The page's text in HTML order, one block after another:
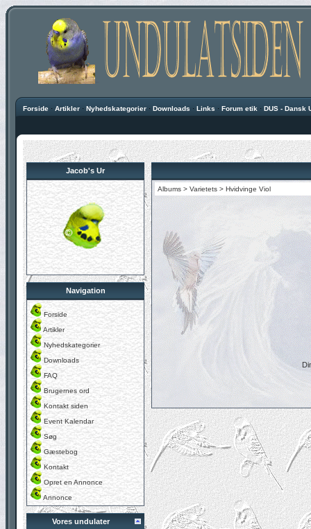
Forside · Artikler · Nyhedskategorier · Downloads · Links · Forum etik · DUS - Dansk
Jacob's Ur
Navigation
Forside
Artikler
Nyhedskategorier
Downloads
FAQ
Brugernes ord
Kontakt siden
Event Kalendar
Søg
Gæstebog
Kontakt
Opret en Annonce
Annonce
Vores undulater
Albums > Varietets > Hvidvinge Viol